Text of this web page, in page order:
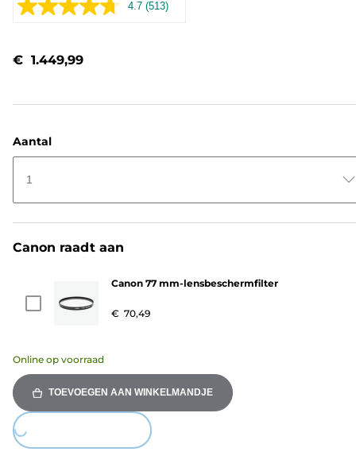
4.7 Lees
(513)
€ 1.449,99
Aantal
1
Canon raadt aan
Canon 77 mm-lensbeschermfilter
€ 70,49
Online op voorraad
TOEVOEGEN AAN WINKELMANDJE